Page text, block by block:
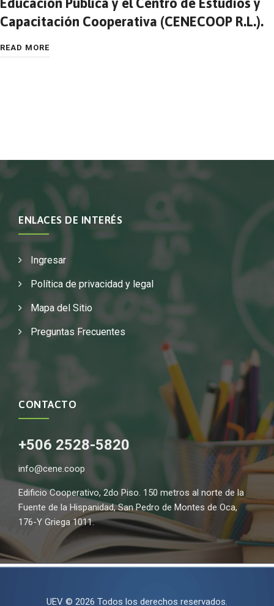
Capacitación Cooperativa (CENECOOP R.L.).
READ MORE
ENLACES DE INTERÉS
Ingresar
Política de privacidad y legal
Mapa del Sitio
Preguntas Frecuentes
CONTACTO
+506 2528-5820
info@cene.coop
Edificio Cooperativo, 2do Piso. 150 metros al norte de la
Fuente de la Hispanidad, San Pedro de Montes de Oca,
176-Y Griega 1011.
UEV © 2026 Todos los derechos reservados.